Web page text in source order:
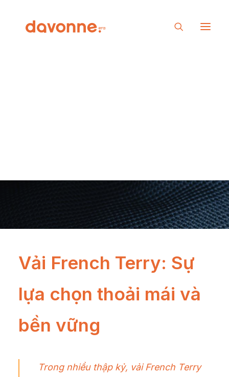
Vải French Terry: Sự
lựa chọn thoải mái và
bền vững
Trong nhiều thập kỷ, vải French Terry